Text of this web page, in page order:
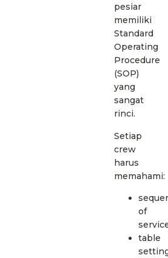
pesiar
memiliki
Standard
Operating
Procedure
(SOP)
yang
sangat
rinci.
Setiap
crew
harus
memahami:
of
table